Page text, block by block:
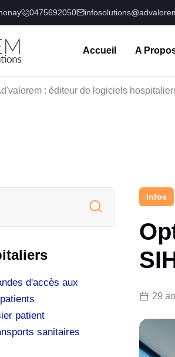
0475692050
Accueil A
: éditeur de logiciels
Infos
29
d'accès aux
patient
sanitaires